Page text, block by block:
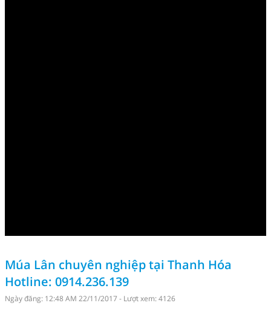
Múa Lân chuyên nghiệp tại Thanh Hóa
Hotline: 0914.236.139
Ngày đăng: 12:48 AM 22/11/2017 - Lượt xem: 4126